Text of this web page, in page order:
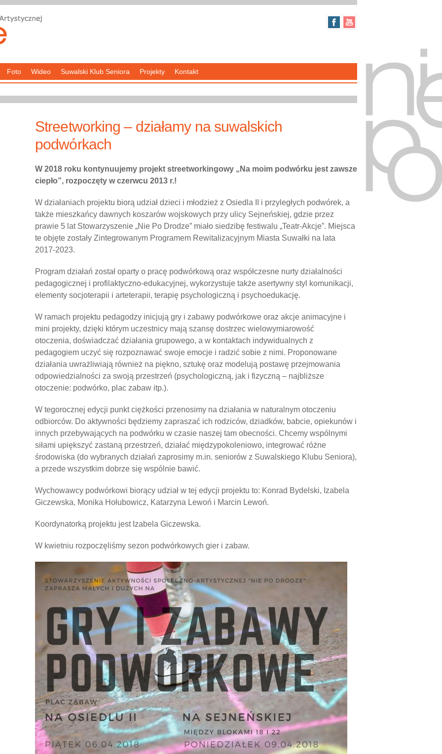
Foto Wideo Suwalski Klub Seniora Projekty Kontakt
Streetworking – działamy na suwalskich
podwórkach
W 2018 roku kontynuujemy projekt streetworkingowy „Na moim podwórku jest zawsze
ciepło”, rozpoczęty w czerwcu 2013 r.!
W działaniach projektu biorą udział dzieci i młodzież z Osiedla II i przyległych podwórek, a
także mieszkańcy dawnych koszarów wojskowych przy ulicy Sejneńskiej, gdzie przez
prawie 5 lat Stowarzyszenie „Nie Po Drodze” miało siedzibę festiwalu „Teatr-Akcje”. Miejsca
te objęte zostały Zintegrowanym Programem Rewitalizacyjnym Miasta Suwałki na lata
2017-2023.
Program działań został oparty o pracę podwórkową oraz współczesne nurty działalności
pedagogicznej i profilaktyczno-edukacyjnej, wykorzystuje także asertywny styl komunikacji,
elementy socjoterapii i arteterapii, terapię psychologiczną i psychoedukację.
W ramach projektu pedagodzy inicjują gry i zabawy podwórkowe oraz akcje animacyjne i
mini projekty, dzięki którym uczestnicy mają szansę dostrzec wielowymiarowość
otoczenia, doświadczać działania grupowego, a w kontaktach indywidualnych z
pedagogiem uczyć się rozpoznawać swoje emocje i radzić sobie z nimi. Proponowane
działania uwrażliwiają również na piękno, sztukę oraz modelują postawę przejmowania
odpowiedzialności za swoją przestrzeń (psychologiczną, jak i fizyczną – najbliższe
otoczenie: podwórko, plac zabaw itp.).
W tegorocznej edycji punkt ciężkości przenosimy na działania w naturalnym otoczeniu
odbiorców. Do aktywności będziemy zapraszać ich rodziców, dziadków, babcie, opiekunów i
innych przebywających na podwórku w czasie naszej tam obecności. Chcemy wspólnymi
siłami upiększyć zastaną przestrzeń, działać międzypokoleniowo, integrować różne
środowiska (do wybranych działań zaprosimy m.in. seniorów z Suwalskiego Klubu Seniora),
a przede wszystkim dobrze się wspólnie bawić.
Wychowawcy podwórkowi biorący udział w tej edycji projektu to: Konrad Bydelski, Izabela
Giczewska, Monika Hołubowicz, Katarzyna Lewoń i Marcin Lewoń.
Koordynatorką projektu jest Izabela Giczewska.
W kwietniu rozpoczęliśmy sezon podwórkowych gier i zabaw.